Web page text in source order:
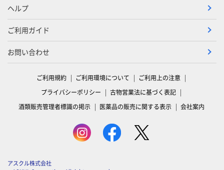
ヘルプ
ご利用ガイド
お問い合わせ
ご利用規約 ご利用環境について
ご利用上の注意
プライバシーポリシー
古物営業法に基づく表記
酒類販売管理者標識の掲示
医薬品の販売に関する表示 会社案内
アスクル株式会社